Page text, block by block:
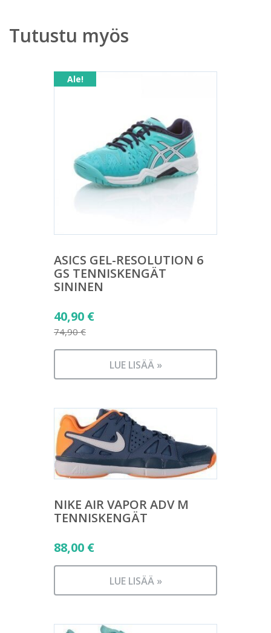
Tutustu myös
Ale!
ASICS GEL-RESOLUTION 6
GS TENNISKENGÄT
SININEN
74,90€
Alkuperäinen
hinta
oli:
40,90 €
Nykyinen
on:
LUE LISÄÄ »
NIKE AIR VAPOR ADV M
TENNISKENGÄT
88,00 €
LUE LISÄÄ »